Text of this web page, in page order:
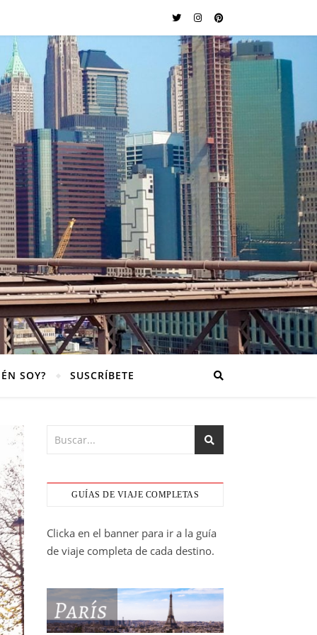
SOY? SUSCRÍBETE
GUÍAS DE VIAJE COMPLETAS
Clicka en el banner para ir a la guía
de viaje completa de cada destino.